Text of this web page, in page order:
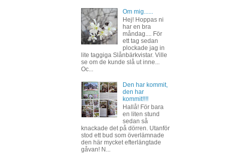
Om mig......
Hej! Hoppas ni
har en bra
måndag.... För
ett tag sedan
plockade jag in
lite taggiga Slånbärkvistar. Ville
se om de kunde slå ut inne...
Oc...
Den har kommit,
den har
kommit!!!!
Hallå! För bara
en liten stund
sedan så
knackade det på dörren. Utanför
stod ett bud som överlämnade
den här mycket efterlängtade
gåvan! N...